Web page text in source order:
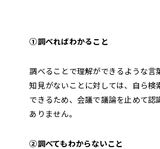
①調べればわかること
調べることで理解ができるような言
知見がないことに対しては、自ら検
できるため、会議で議論を止めて認
ありません。
②調べてもわからないこと